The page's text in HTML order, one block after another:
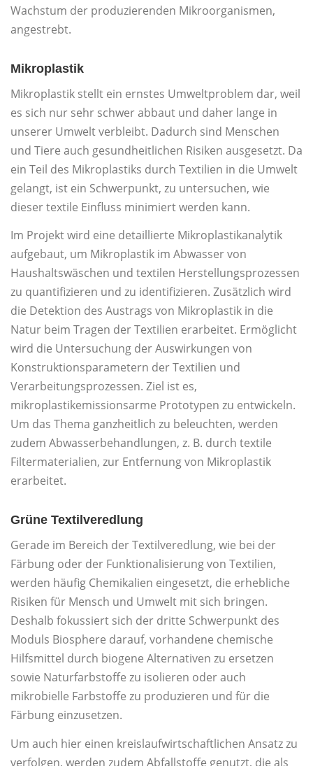
Wachstum der produzierenden Mikroorganismen,
angestrebt.
Mikroplastik
Mikroplastik stellt ein ernstes Umweltproblem dar, weil
es sich nur sehr schwer abbaut und daher lange in
unserer Umwelt verbleibt. Dadurch sind Menschen
und Tiere auch gesundheitlichen Risiken ausgesetzt. Da
ein Teil des Mikroplastiks durch Textilien in die Umwelt
gelangt, ist ein Schwerpunkt, zu untersuchen, wie
dieser textile Einfluss minimiert werden kann.
Im Projekt wird eine detaillierte Mikroplastikanalytik
aufgebaut, um Mikroplastik im Abwasser von
Haushaltswäschen und textilen Herstellungsprozessen
zu quantifizieren und zu identifizieren. Zusätzlich wird
die Detektion des Austrags von Mikroplastik in die
Natur beim Tragen der Textilien erarbeitet. Ermöglicht
wird die Untersuchung der Auswirkungen von
Konstruktionsparametern der Textilien und
Verarbeitungsprozessen. Ziel ist es,
mikroplastikemissionsarme Prototypen zu entwickeln.
Um das Thema ganzheitlich zu beleuchten, werden
zudem Abwasserbehandlungen, z. B. durch textile
Filtermaterialien, zur Entfernung von Mikroplastik
erarbeitet.
Grüne Textilveredlung
Gerade im Bereich der Textilveredlung, wie bei der
Färbung oder der Funktionalisierung von Textilien,
werden häufig Chemikalien eingesetzt, die erhebliche
Risiken für Mensch und Umwelt mit sich bringen.
Deshalb fokussiert sich der dritte Schwerpunkt des
Moduls Biosphere darauf, vorhandene chemische
Hilfsmittel durch biogene Alternativen zu ersetzen
sowie Naturfarbstoffe zu isolieren oder auch
mikrobielle Farbstoffe zu produzieren und für die
Färbung einzusetzen.
Um auch hier einen kreislaufwirtschaftlichen Ansatz zu
verfolgen, werden zudem Abfallstoffe genutzt, die als